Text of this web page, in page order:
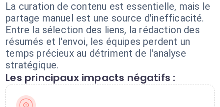
La curation de contenu est essentielle, mais le
partage manuel est une source d'inefficacité.
Entre la sélection des liens, la rédaction des
résumés et l'envoi, les équipes perdent un
temps précieux au détriment de l'analyse
stratégique.
Les principaux impacts négatifs :